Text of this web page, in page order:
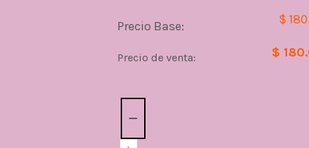
Precio Base: $
Precio de venta: $